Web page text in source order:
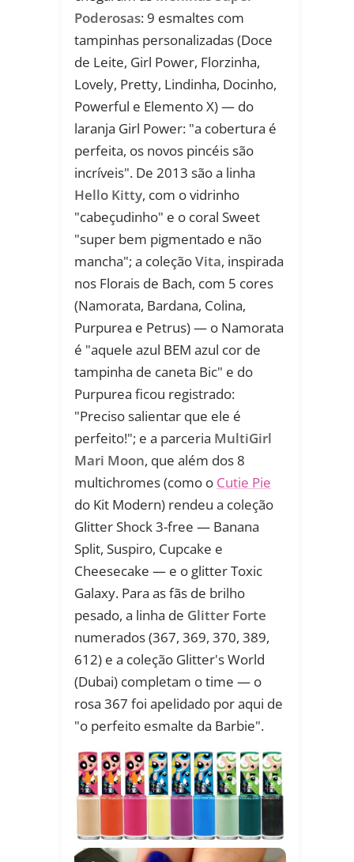
Poderosas: 9 esmaltes com
tampinhas personalizadas (Doce
de Leite, Girl Power, Florzinha,
Lovely, Pretty, Lindinha, Docinho,
Powerful e Elemento X) — do
laranja Girl Power: "a cobertura é
perfeita, os novos pincéis são
incríveis". De 2013 são a linha
Hello Kitty, com o vidrinho
"cabeçudinho" e o coral Sweet
"super bem pigmentado e não
mancha"; a coleçãoVita, inspirada
nos Florais de Bach, com 5 cores
(Namorata, Bardana, Colina,
Purpurea e Petrus) — o Namorata
é "aquele azul BEM azul cor de
tampinha de caneta Bic" e do
Purpurea ficou registrado:
"Preciso salientar que ele é
perfeito!"; e a parceria MultiGirl
Mari Moon, que além dos 8
multichromes (como o Cutie Pie
do Kit Modern) rendeu a coleção
Glitter Shock 3-free — Banana
Split, Suspiro, Cupcake e
Cheesecake — e o glitter Toxic
Galaxy. Para as fãs de brilho
pesado, a linha de Glitter Forte
numerados (367, 369, 370, 389,
612) e a coleção Glitter's World
(Dubai) completam o time — o
rosa 367 foi apelidado por aqui de
"o perfeito esmalte da Barbie".